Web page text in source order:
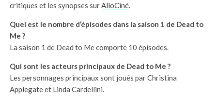
critiques et les synopses surAlloCiné.
Quel est le nombre d’épisodes dans la saison 1 de Dead to
Me ?
La saison 1 de Dead to Me comporte 10 épisodes.
Qui sont les acteurs principaux de Dead to Me ?
Les personnages principaux sont joués par Christina
Applegate et Linda Cardellini.